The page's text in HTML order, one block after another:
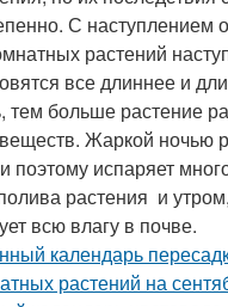
С наступлением
растений
все длиннее и
тем больше растение
Жаркой ночью
поэтому испаряет
растения и
всю влагу в почве.